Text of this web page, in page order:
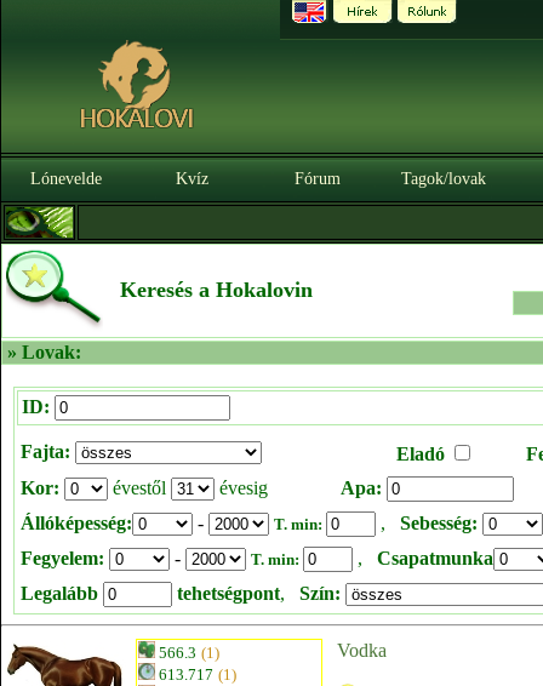
Lónevelde Kvíz Fórum Tagok/lovak
Keresés a Hokalovin
» Lovak:
ID:
Fajta: Eladó
Kor:
évestől évesig
Apa:
Állóképesség:
- T. min: , Sebesség:
Fegyelem:
- T. min: , Csapatmunka
Legalább
tehetségpont, Szín:
566.3 (1)
613.717 (1)
Vodka